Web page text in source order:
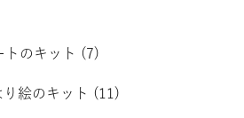
トのキット (7)
り絵のキット (11)